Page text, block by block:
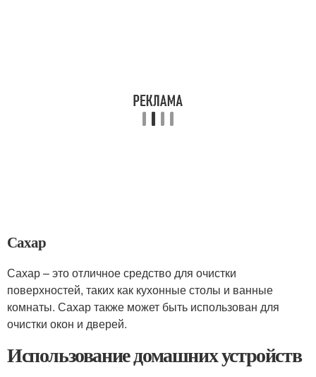
Сахар
Сахар – это отличное средство для очистки
поверхностей, таких как кухонные столы и ванные
комнаты. Сахар также может быть использован для
очистки окон и дверей.
Использование домашних устройств